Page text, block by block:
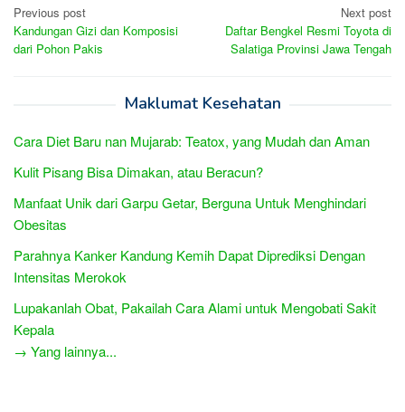
Post
navigation
Previous post
Kandungan Gizi dan Komposisi
dari Pohon Pakis
Next post
Daftar Bengkel Resmi Toyota di
Salatiga Provinsi Jawa Tengah
Maklumat Kesehatan
Cara Diet Baru nan Mujarab: Teatox, yang Mudah dan Aman
Kulit Pisang Bisa Dimakan, atau Beracun?
Manfaat Unik dari Garpu Getar, Berguna Untuk Menghindari
Obesitas
Parahnya Kanker Kandung Kemih Dapat Diprediksi Dengan
Intensitas Merokok
Lupakanlah Obat, Pakailah Cara Alami untuk Mengobati Sakit
Kepala
→ Yang lainnya...